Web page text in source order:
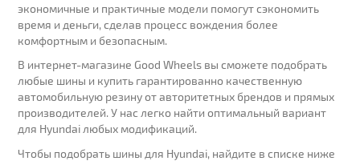
ГОД ВЫПУСКА:
МОДЕЛЬ:
экономичные и практичные модели помогут сэкономить
время и деньги, сделав процесс вождения более
комфортным и безопасным.
В интернет-магазине Good Wheels вы сможете подобрать
любые шины и купить гарантированно качественную
автомобильную резину от авторитетных брендов и прямых
производителей. У нас легко найти оптимальный вариант
для Hyundai любых модификаций.
Чтобы подобрать шины для Hyundai, найдите в списке ниже